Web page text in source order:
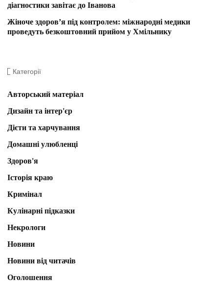
діагностики завітає до Іванова
Жіноче здоров’я під контролем: міжнародні медики
проведуть безкоштовний прийом у Хмільнику
Категорії
Авторський матеріал
Дизайн та інтер'єр
Дієти та харчування
Домашні улюбленці
Здоров'я
Історія краю
Кримінал
Кулінарні підказки
Некрологи
Новини
Новини від читачів
Оголошення